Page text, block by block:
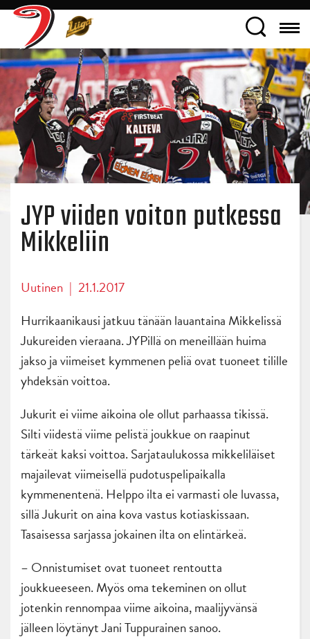
JYP viiden voiton putkessa
Mikkeliin
Uutinen | 21.1.2017
Hurrikaanikausi jatkuu tänään lauantaina Mikkelissä
Jukureiden vieraana. JYPillä on meneillään huima
jakso ja viimeiset kymmenen peliä ovat tuoneet tilille
yhdeksän voittoa.
Jukurit ei viime aikoina ole ollut parhaassa tikissä.
Silti viidestä viime pelistä joukkue on raapinut
tärkeät kaksi voittoa. Sarjataulukossa mikkeliläiset
majailevat viimeisellä pudotuspelipaikalla
kymmenentenä. Helppo ilta ei varmasti ole luvassa,
sillä Jukurit on aina kova vastus kotiaskissaan.
Tasaisessa sarjassa jokainen ilta on elintärkeä.
– Onnistumiset ovat tuoneet rentoutta
joukkueeseen. Myös oma tekeminen on ollut
jotenkin rennompaa viime aikoina, maalijyvänsä
jälleen löytänyt Jani Tuppurainen sanoo.